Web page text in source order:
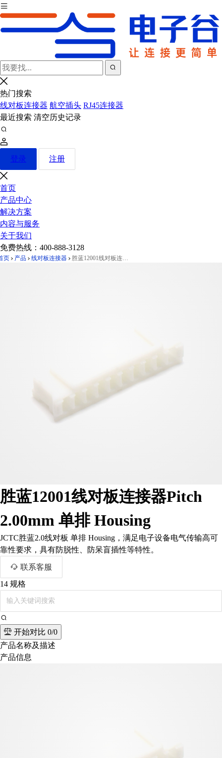
热门搜索
线对板连接器 航空插头 RJ45连接器
最近搜索 清空历史记录
登录 注册
首页
产品中心
解决方案
内容与服务
关于我们
免费热线： 400-888-3128
页 产品 线对板连接器 胜蓝12001线对板连接器Pitch 2.00mm 单排 Housing
胜蓝12001线对板连接器Pitch
2.00mm 单排 Housing
JCTC胜蓝2.0线对板 单排 Housing，满足电子设备电气传输高可
靠性要求，具有防脱性、防呆盲插性等特性。
联系客服
14 规格
开始对比 0/0
产品名称及描述
产品信息